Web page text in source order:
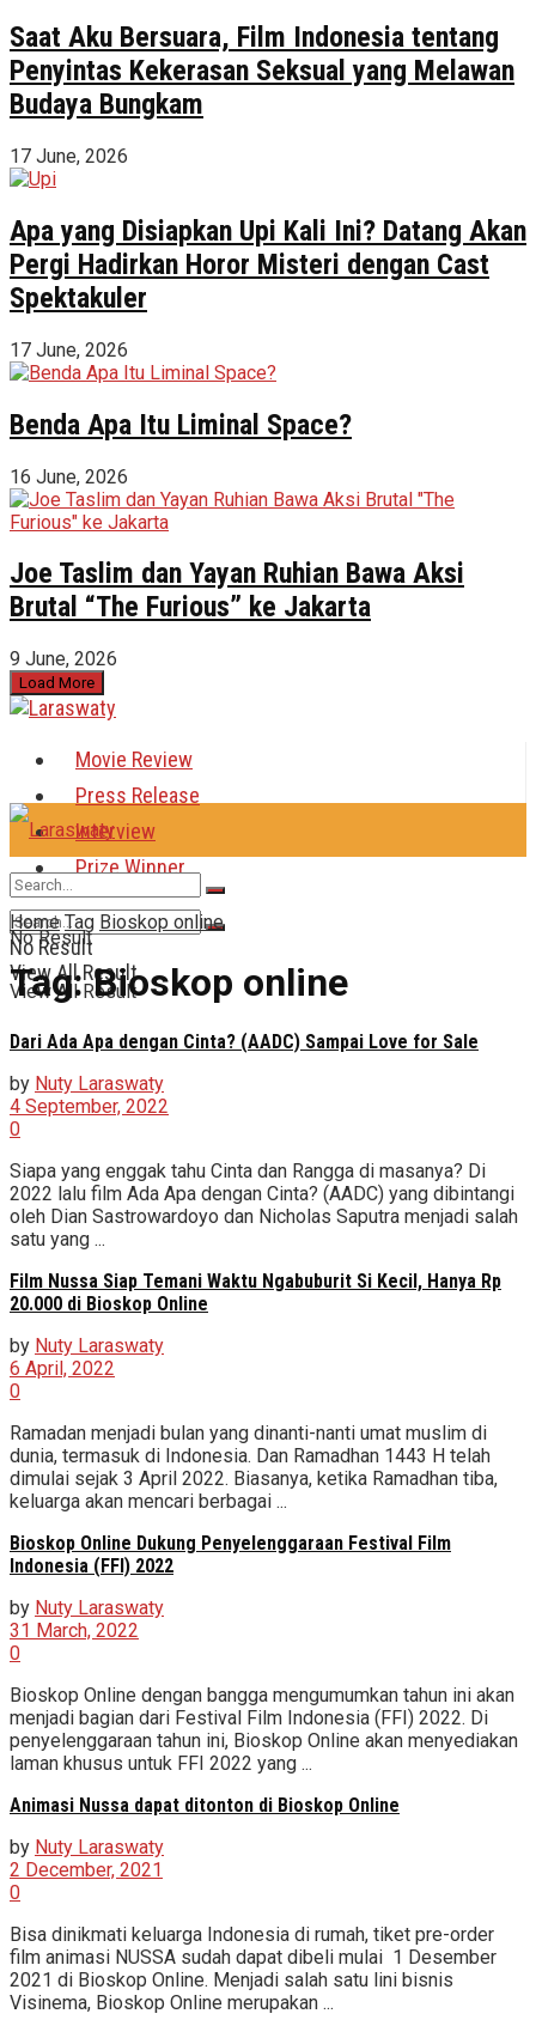
Saat Aku Bersuara, Film Indonesia tentang
Penyintas Kekerasan Seksual yang Melawan
Budaya Bungkam
17 June, 2026
Apa yang Disiapkan Upi Kali Ini? Datang Akan
Pergi Hadirkan Horor Misteri dengan Cast
Spektakuler
17 June, 2026
Benda Apa Itu Liminal Space?
16 June, 2026
Joe Taslim dan Yayan Ruhian Bawa Aksi
Brutal “The Furious” ke Jakarta
9 June, 2026
Load More
Movie Review
Press Release
Interview
Prize Winner
No Result
View All Result
No Result
View All Result
Home Tag Bioskop online
Tag:Bioskop online
Dari Ada Apa dengan Cinta? (AADC) Sampai Love for Sale
by Nuty Laraswaty
4 September, 2022
0
Siapa yang enggak tahu Cinta dan Rangga di masanya? Di
2022 lalu film Ada Apa dengan Cinta? (AADC) yang dibintangi
oleh Dian Sastrowardoyo dan Nicholas Saputra menjadi salah
satu yang ...
Film Nussa Siap Temani Waktu Ngabuburit Si Kecil, Hanya Rp
20.000 di Bioskop Online
by Nuty Laraswaty
6 April, 2022
0
Ramadan menjadi bulan yang dinanti-nanti umat muslim di
dunia, termasuk di Indonesia. Dan Ramadhan 1443 H telah
dimulai sejak 3 April 2022. Biasanya, ketika Ramadhan tiba,
keluarga akan mencari berbagai ...
Bioskop Online Dukung Penyelenggaraan Festival Film
Indonesia (FFI) 2022
by Nuty Laraswaty
31 March, 2022
0
Bioskop Online dengan bangga mengumumkan tahun ini akan
menjadi bagian dari Festival Film Indonesia (FFI) 2022. Di
penyelenggaraan tahun ini, Bioskop Online akan menyediakan
laman khusus untuk FFI 2022 yang ...
Animasi Nussa dapat ditonton di Bioskop Online
by Nuty Laraswaty
2 December, 2021
0
Bisa dinikmati keluarga Indonesia di rumah, tiket pre-order
film animasi NUSSA sudah dapat dibeli mulai 1 Desember
2021 di Bioskop Online. Menjadi salah satu lini bisnis
Visinema, Bioskop Online merupakan ...